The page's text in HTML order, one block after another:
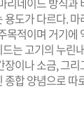
도가 다르다.
목적이며 거기에
는 고기의 누린
이나 소금, 그
합 양념으로 따